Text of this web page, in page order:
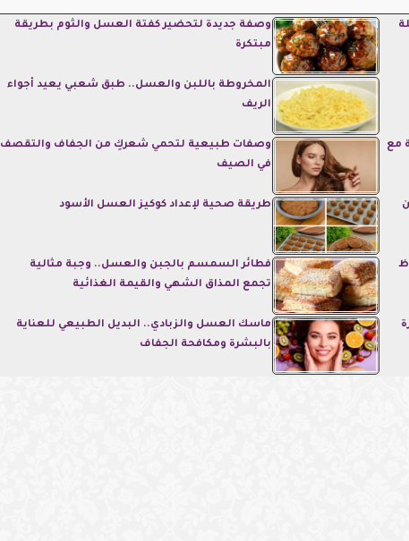
وصفة جديدة لتحضير كفتة العسل والثوم بطريقة
مبتكرة
المخروطة باللبن والعسل.. طبق شعبي يعيد أجواء
الريف
مع
وصفات طبيعية لتحمي شعركِ من الجفاف والتقصف
في الصيف
طريقة صحية لإعداد كوكيز العسل الأسود
فطائر السمسم بالجبن والعسل.. وجبة مثالية
تجمع المذاق الشهي والقيمة الغذائية
ماسك العسل والزبادي.. البديل الطبيعي للعناية
بالبشرة ومكافحة الجفاف